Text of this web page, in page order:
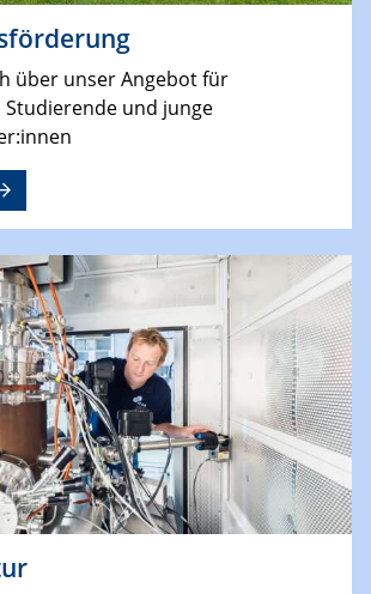
über unser Angebot für
Studierende und junge